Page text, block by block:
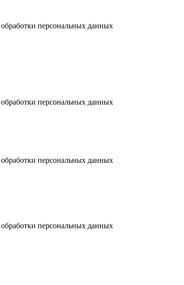
персональных данных
персональных данных
персональных данных
персональных данных